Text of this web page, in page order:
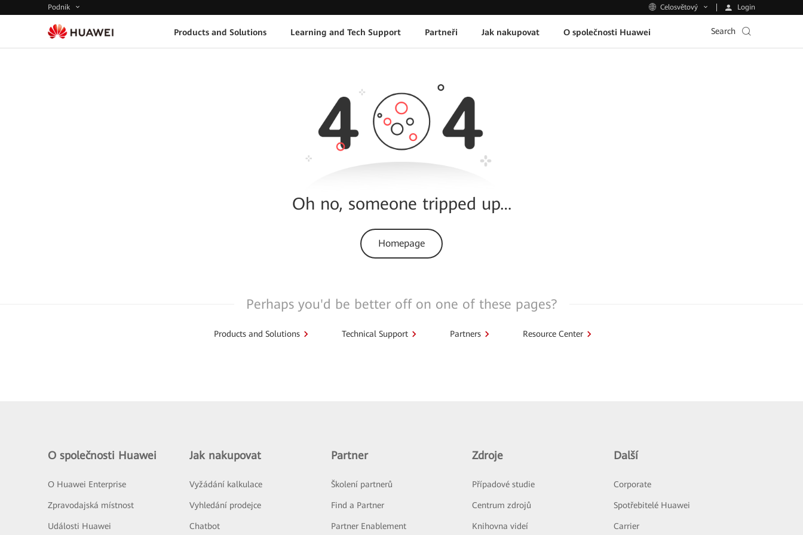
Podnik Celosvětový Login
Products and Solutions Learning and Tech Support Partneři Jak nakupovat O společnosti Huawei Search
Oh no, someone tripped up…
Homepage
Perhaps you'd be better off on one of these pages?
Products and Solutions Technical Support Partners Resource Center
O společnosti Huawei
O Huawei Enterprise
Zpravodajská místnost
Události Huawei
Jak nakupovat
Vyžádání kalkulace
Vyhledání prodejce
Chatbot
Partner
Školení partnerů
Find a Partner
Partner Enablement
Zdroje
Případové studie
Centrum zdrojů
Knihovna videí
Další
Corporate
Spotřebitelé Huawei
Carrier